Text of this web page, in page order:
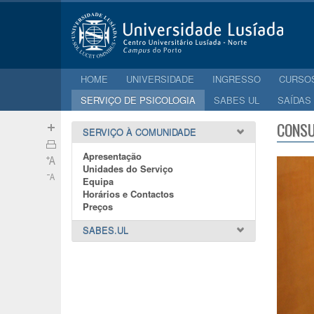
HOME UNIVERSIDADE INGRESSO
SERVIÇO DE PSICOLOGIA
SABES UL
SERVIÇO À COMUNIDADE
Apresentação
Unidades do Serviço
Equipa
Horários e Contactos
Preços
SABES.UL